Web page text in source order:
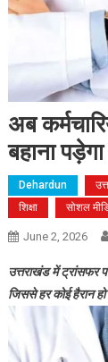
अब
बहाना
Dehardun
शिक्षा
सोशल
June 2, 2026
उत्तराखंड में ट्रांसफर
जिससे हर कोई हैरान हो